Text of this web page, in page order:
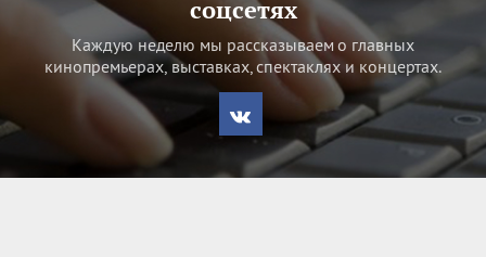
соцсетях
Каждую неделю мы рассказываем о главных
кинопремьерах, выставках, спектаклях и концертах.